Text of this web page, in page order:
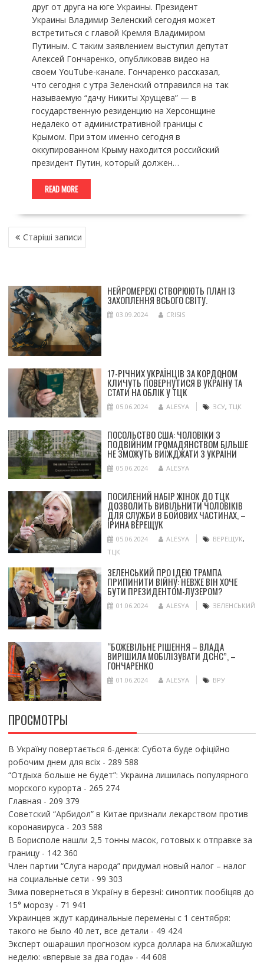
друг от друга на юге Украины. Президент
Украины Владимир Зеленский сегодня может
встретиться с главой Кремля Владимиром
Путиным. С таким заявлением выступил депутат
Алексей Гончаренко, опубликовав видео на
своем YouTube-канале. Гончаренко рассказал,
что сегодня с утра Зеленский отправился на так
называемую “дачу Никиты Хрущева” — в
государственную резиденцию на Херсонщине
недалеко от административной границы с
Крымом. При этом именно сегодня в
оккупированном Крыму находится российский
президент Путин, который должен…
READ MORE
НАВІГАЦІЯ
ЗА Старіші записи
НЕЙРОМЕРЕЖІ СТВОРЮЮТЬ ПЛАН ІЗ
ЗАХОПЛЕННЯ ВСЬОГО СВІТУ.
03.09.2024 CRISIS
17-РІЧНИХ УКРАЇНЦІВ ЗА КОРДОНОМ
КЛИЧУТЬ ПОВЕРНУТИСЯ В УКРАЇНУ ТА
СТАТИ НА ОБЛІК У ТЦК
05.06.2024 ALESYA ЗСУ, ТЦК
ПОСОЛЬСТВО США: ЧОЛОВІКИ З
ПОДВІЙНИМ ГРОМАДЯНСТВОМ БІЛЬШЕ
НЕ ЗМОЖУТЬ ВИЇЖДЖАТИ З УКРАЇНИ
05.06.2024 ALESYA
ПОСИЛЕНИЙ НАБІР ЖІНОК ДО ТЦК
ДОЗВОЛИТЬ ВИВІЛЬНИТИ ЧОЛОВІКІВ
ДЛЯ СЛУЖБИ В БОЙОВИХ ЧАСТИНАХ, –
ІРИНА ВЕРЕЩУК
05.06.2024 ALESYA ВЕРЕЩУК,
ТЦК
ЗЕЛЕНСЬКИЙ ПРО ІДЕЮ ТРАМПА
ПРИПИНИТИ ВІЙНУ: НЕВЖЕ ВІН ХОЧЕ
БУТИ ПРЕЗИДЕНТОМ-ЛУЗЕРОМ?
01.06.2024 ALESYA ЗЕЛЕНСЬКИЙ
“БОЖЕВІЛЬНЕ РІШЕННЯ – ВЛАДА
ВИРІШИЛА МОБІЛІЗУВАТИ ДСНС”, –
ГОНЧАРЕНКО
01.06.2024 ALESYA ВРУ
ПРОСМОТРЫ
В Україну повертається 6-денка: Субота буде офіційно
робочим днем для всіх- 289 588
“Отдыха больше не будет”: Украина лишилась популярного
морского курорта - 265 274
Главная - 209 379
Советский “Арбидол” в Китае признали лекарством против
коронавируса - 203 588
В Борисполе нашли 2,5 тонны масок, готовых к отправке за
границу- 142 360
Член партии “Слуга народа” придумал новый налог – налог
на социальные сети - 99 303
Зима повернеться в Україну в березні: синоптик пообіцяв до
15° морозу- 71 941
Украинцев ждут кардинальные перемены с 1 сентября:
такого не было 40 лет, все детали - 49 424
Эксперт ошарашил прогнозом курса доллара на ближайшую
неделю: «впервые за два года»- 44 608